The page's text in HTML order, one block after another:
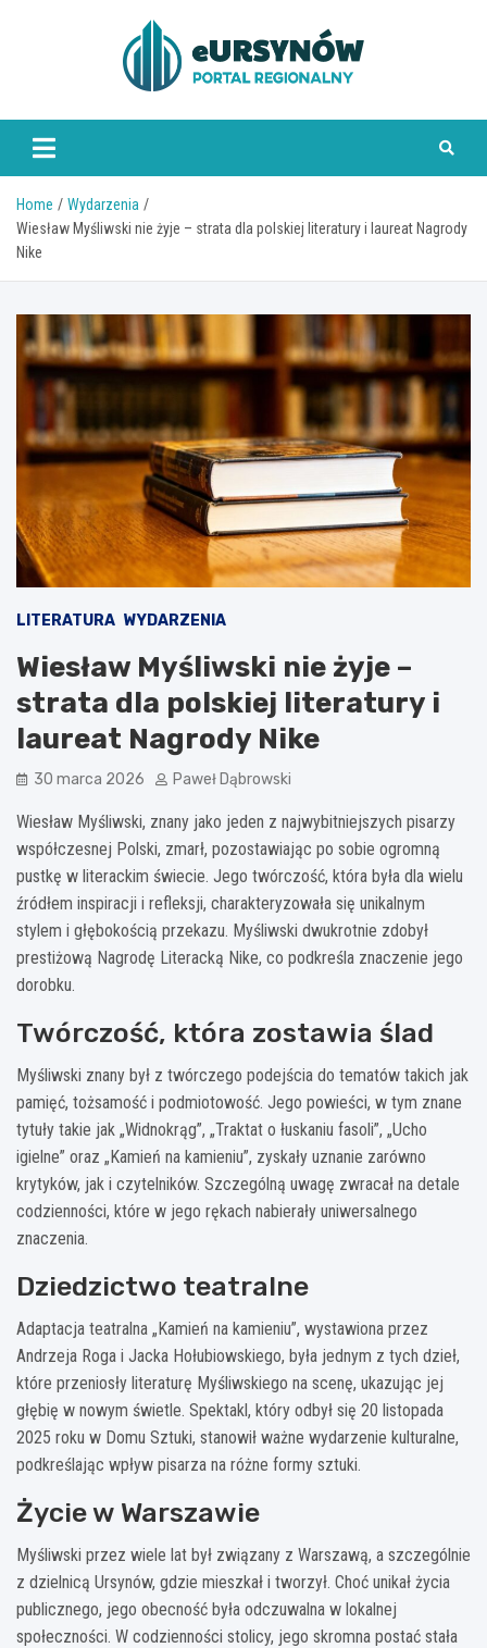
Home
Wydarzenia
Wiesław Myśliwski nie żyje – strata dla polskiej literatury i laureat Nagrody
Nike
LITERATURA WYDARZENIA
Wiesław Myśliwski nie żyje –
strata dla polskiej literatury i
laureat Nagrody Nike
30 marca 2026 Paweł Dąbrowski
Wiesław Myśliwski, znany jako jeden z najwybitniejszych pisarzy
współczesnej Polski, zmarł, pozostawiając po sobie ogromną
pustkę w literackim świecie. Jego twórczość, która była dla wielu
źródłem inspiracji i refleksji, charakteryzowała się unikalnym
stylem i głębokością przekazu. Myśliwski dwukrotnie zdobył
prestiżową Nagrodę Literacką Nike, co podkreśla znaczenie jego
dorobku.
Twórczość, która zostawia ślad
Myśliwski znany był z twórczego podejścia do tematów takich jak
pamięć, tożsamość i podmiotowość. Jego powieści, w tym znane
tytuły takie jak „Widnokrąg”, „Traktat o łuskaniu fasoli”, „Ucho
igielne” oraz „Kamień na kamieniu”, zyskały uznanie zarówno
krytyków, jak i czytelników. Szczególną uwagę zwracał na detale
codzienności, które w jego rękach nabierały uniwersalnego
znaczenia.
Dziedzictwo teatralne
Adaptacja teatralna „Kamień na kamieniu”, wystawiona przez
Andrzeja Roga i Jacka Hołubiowskiego, była jednym z tych dzieł,
które przeniosły literaturę Myśliwskiego na scenę, ukazując jej
głębię w nowym świetle. Spektakl, który odbył się 20 listopada
2025 roku w Domu Sztuki, stanowił ważne wydarzenie kulturalne,
podkreślając wpływ pisarza na różne formy sztuki.
Życie w Warszawie
Myśliwski przez wiele lat był związany z Warszawą, a szczególnie
z dzielnicą Ursynów, gdzie mieszkał i tworzył. Choć unikał życia
publicznego, jego obecność była odczuwalna w lokalnej
społeczności. W codzienności stolicy, jego skromna postać stała